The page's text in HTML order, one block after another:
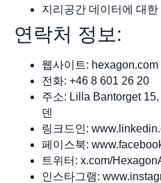
지리공간 데이터에 대
연락처 정보:
웹사이트: hexagon.com
전화: +46 8 601 26 20
주소: Lilla Bantorget
덴
링크드인:
페이스북:
트위터: x.com/
인스타그램: